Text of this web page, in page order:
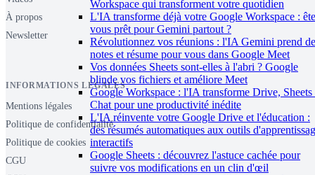
Workspace qui transforment votre quotidien
L'IA transforme déjà votre Google Workspace :
vous prêt pour Gemini partout ?
Révolutionnez vos réunions : l'IA Gemini prend
notes et résume pour vous dans Google Meet
Vos données Sheets sont-elles à l'abri ? Google
blinde vos fichiers et améliore Meet
Google Workspace : l'IA transforme Drive, Sheets
Chat pour une productivité inédite
L'IA réinvente votre Google Drive et l'éducation :
des résumés automatiques aux outils
interactifs
Google Sheets : découvrez l'astuce cachée pour
suivre vos modifications en un clin d'œil
À propos
Newsletter
INFORMATIONS LÉGALES
Mentions légales
Politique de confidentialité
Politique de cookies
CGU